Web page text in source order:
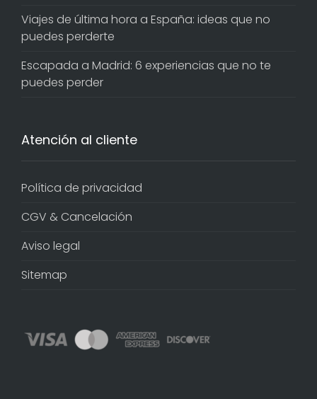
Viajes de última hora a España: ideas que no
puedes perderte
Escapada a Madrid: 6 experiencias que no te
puedes perder
Atención al cliente
Política de privacidad
CGV & Cancelación
Aviso legal
Sitemap